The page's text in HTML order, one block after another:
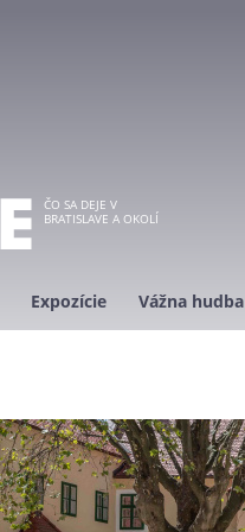
ČO SA DEJE V
BRATISLAVE A OKOLÍ
Expozície Vážna hudba